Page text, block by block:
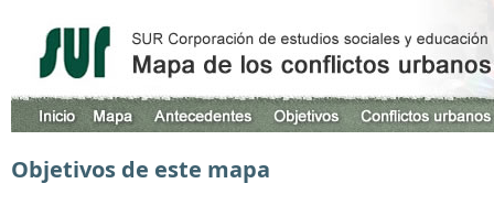
Objetivos de este mapa